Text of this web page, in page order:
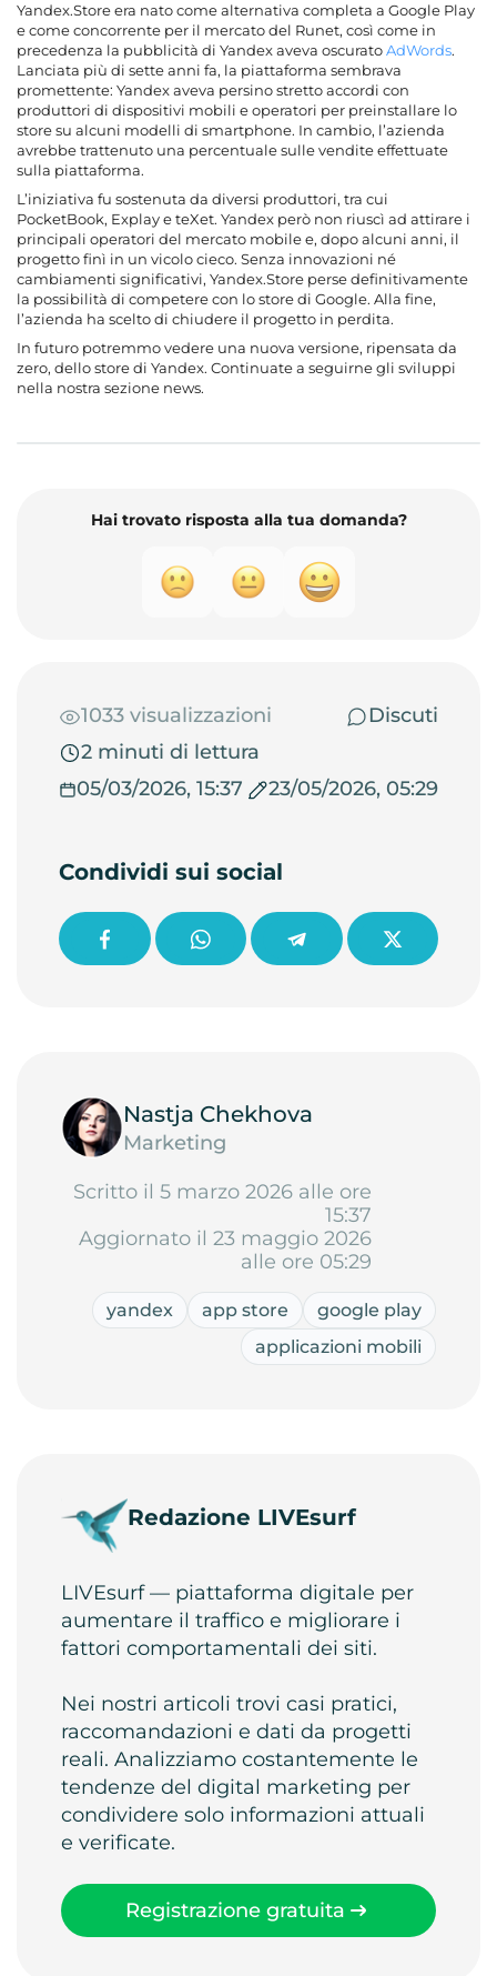
Yandex.Store era nato come alternativa completa a Google Play
e come concorrente per il mercato del Runet, così come in
precedenza la pubblicità di Yandex aveva oscuratoAdWords.
Lanciata più di sette anni fa, la piattaforma sembrava
promettente: Yandex aveva persino stretto accordi con
produttori di dispositivi mobili e operatori per preinstallare lo
store su alcuni modelli di smartphone. In cambio, l’azienda
avrebbe trattenuto una percentuale sulle vendite effettuate
sulla piattaforma.
L’iniziativa fu sostenuta da diversi produttori, tra cui
PocketBook, Explay e teXet. Yandex però non riuscì ad attirare i
principali operatori del mercato mobile e, dopo alcuni anni, il
progetto finì in un vicolo cieco. Senza innovazioni né
cambiamenti significativi, Yandex.Store perse definitivamente
la possibilità di competere con lo store di Google. Alla fine,
l’azienda ha scelto di chiudere il progetto in perdita.
In futuro potremmo vedere una nuova versione, ripensata da
zero, dello store di Yandex. Continuate a seguirne gli sviluppi
nella nostra sezione news.
Hai trovato risposta alla tua domanda?
1033 visualizzazioni
Discuti
2 minuti di lettura
05/03/2026, 15:37
23/05/2026, 05:29
Condividi sui social
Nastja Chekhova
Marketing
Scritto il 5 marzo 2026 alle ore
15:37
Aggiornato il 23 maggio 2026
alle ore 05:29
yandex app store
google play
applicazioni mobili
Redazione LIVEsurf
LIVEsurf — piattaforma digitale per
aumentare il traffico e migliorare i
fattori comportamentali dei siti.
Nei nostri articoli trovi casi pratici,
raccomandazioni e dati da progetti
reali. Analizziamo costantemente le
tendenze del digital marketing per
condividere solo informazioni attuali
e verificate.
Registrazione gratuita